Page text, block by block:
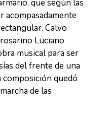
que según las
acompasadamente
Calvo
Luciano
musical para ser
del frente de una
composición quedó
de las